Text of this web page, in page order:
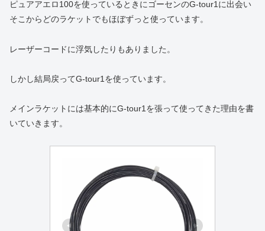
ピュアアエロ100を使っているときにゴーセンのG-tour1に出会い
そこからどのラケットでもほぼずっと使っています。
レーザーコードに浮気したりもありました。
しかし結局戻ってG-tour1を使っています。
メインラケットには基本的にG-tour1を張って使ってきた理由を書
いていきます。